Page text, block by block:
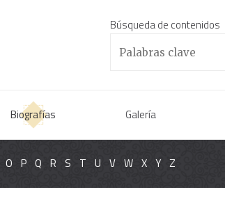
Búsqueda de contenidos
Biografías Galería
O P Q R S T U V W X Y Z